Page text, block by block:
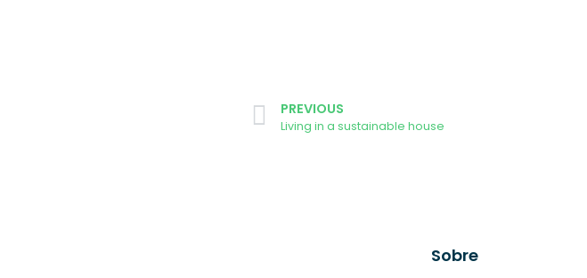
PREVIOUS
Living in a sustainable house
Sobre